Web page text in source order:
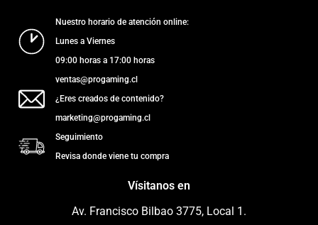
Nuestro horario de atención online:
Lunes a Viernes
09:00 horas a 17:00 horas
ventas@progaming.cl
¿Eres creados de contenido?
marketing@progaming.cl
Seguimiento
Revisa donde viene tu compra
Vísitanos en
Av. Francisco Bilbao 3775, Local 1.